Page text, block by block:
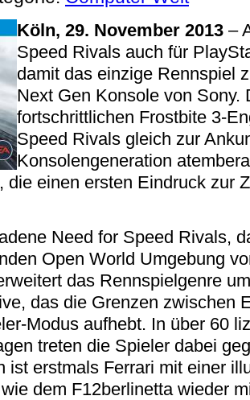
Köln, 29. November 2013 –
Speed Rivals auch für
damit das einzige Rennspiel
Next Gen Konsole von Sony.
fortschrittlichen Frostbite 3-
Speed Rivals gleich zur
Konsolengeneration
die einen ersten Eindruck zur
Need for Speed Rivals,
Open World Umgebung
das Rennspielgenre
das die Grenzen zwischen
Modus aufhebt. In über 60
treten die Spieler dabei
ist erstmals Ferrari mit einer
dem F12berlinetta wieder